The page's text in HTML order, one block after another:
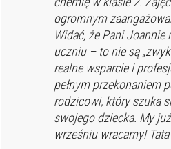
ogromnym
Widać, że Pani Joannie
uczniu – to nie są
realne wsparcie i
pełnym przekonaniem
rodzicowi, który szuka
swojego dziecka. My
wrześniu wracamy!